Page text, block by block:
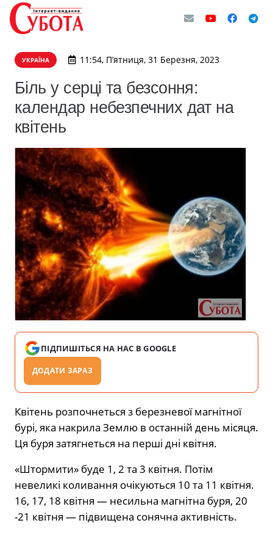
УКРАЇНА 11:54, П’ятниця, 31 Березня, 2023
Біль у серці та безсоння:
календар небезпечних дат на
квітень
ПІДПИШІТЬСЯ НА НАС В GOOGLE
ДОДАТИ ЗАРАЗ
Квітень розпочнеться з березневої магнітної
бурі, яка накрила Землю в останній день місяця.
Ця буря затягнеться на перші дні квітня.
«Штормити» буде 1, 2 та 3 квітня. Потім
невеликі коливання очікуються 10 та 11 квітня.
16, 17, 18 квітня — несильна магнітна буря, 20
-21 квітня — підвищена сонячна активність.